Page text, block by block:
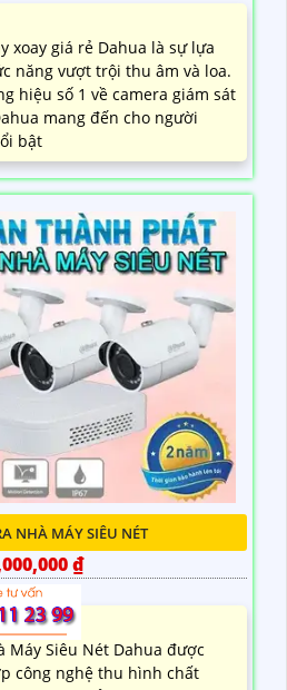
xoay giá rẻ Dahua là sự lựa
năng vượt trội thu âm và loa.
hiệu số 1 về camera giám sát
mang đến cho người
bật
NHÀ MÁY SIÊU NÉT
₫
₫
Máy Siêu Nét Dahua được
công nghệ thu hình chất